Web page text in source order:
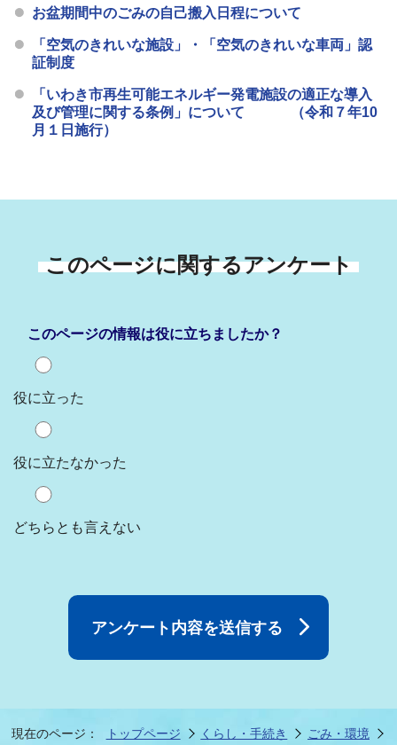
お盆期間中のごみの自己搬入日程について
「空気のきれいな施設」・「空気のきれいな車両」認
証制度
「いわき市再生可能エネルギー発電施設の適正な導入
及び管理に関する条例」について （令和７年10
月１日施行）
このページに関するアンケート
このページの情報は役に立ちましたか？
役に立った
役に立たなかった
どちらとも言えない
現在のページ： トップページ くらし・手続き
ごみ・環境